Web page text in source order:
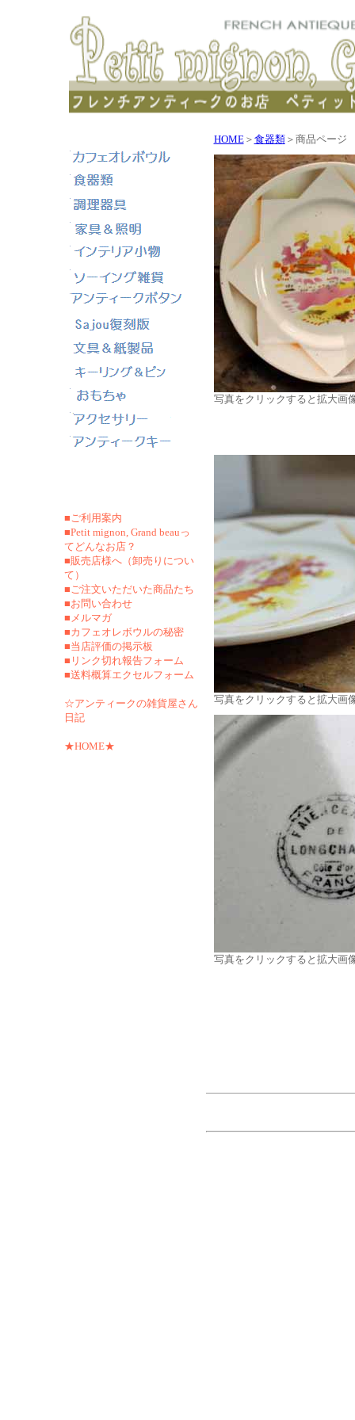
■ご利用案内
■Petit mignon, Grand beauっ
てどんなお店？
■販売店様へ（卸売りについ
て）
■ご注文いただいた商品たち
■お問い合わせ
■メルマガ
■カフェオレボウルの秘密
■当店評価の掲示板
■リンク切れ報告フォーム
■送料概算エクセルフォーム
☆アンティークの雑貨屋さん
日記
★HOME★
HOME＞ 食器類＞商品ページ
写真をクリックすると拡大画
写真をクリックすると拡大画
写真をクリックすると拡大画